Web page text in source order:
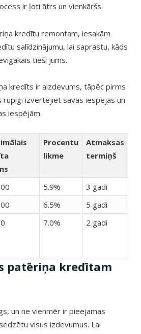
ir ļoti ātrs un vienkāršs.
kredītu remontam, iesakām
salīdzinājumu, lai saprastu, kāds
tieši jums.
kredīts ir aizdevums, tāpēc pirms
rūpīgi izvērtējiet savas iespējas un
iespējām.
Procentu
likme
Atmaksas
termiņš
5.9%
3 gadi
6.5%
5 gadi
7.0% 2 gadi
patēriņa kredītam
un ne vienmēr ir pieejamas
visus izdevumus. Lai